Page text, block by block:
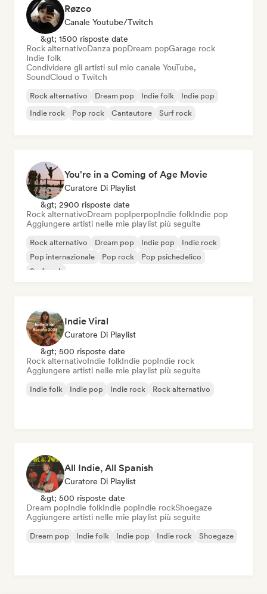
Røzco
Canale Youtube/Twitch
&gt; 1500 risposte date
Rock alternativoDanza popDream popGarage rock
Indie folk
Condividere gli artisti sul mio canale YouTube,
SoundCloud o Twitch
Rock alternativo Dream pop Indie folk
Indie pop
Indie rock
Pop rock Cantautore Surf rock
You're in a Coming of Age Movie
Curatore Di Playlist
&gt; 2900 risposte date
Rock alternativoDream popIperpopIndie folkIndie pop
Aggiungere artisti nelle mie playlist più seguite
Rock alternativo Dream pop Indie pop
Indie rock
Pop internazionale
Pop rock
Pop psichedelico
Surf rock
Indie Viral
Curatore Di Playlist
&gt; 500 risposte date
Rock alternativoIndie folkIndie popIndie rock
Aggiungere artisti nelle mie playlist più seguite
Indie folk Indie pop Indie rock Rock alternativo
All Indie, All Spanish
Curatore Di Playlist
&gt; 500 risposte date
Dream popIndie folkIndie popIndie rockShoegaze
Aggiungere artisti nelle mie playlist più seguite
Dream pop Indie folk Indie pop Indie rock Shoegaze